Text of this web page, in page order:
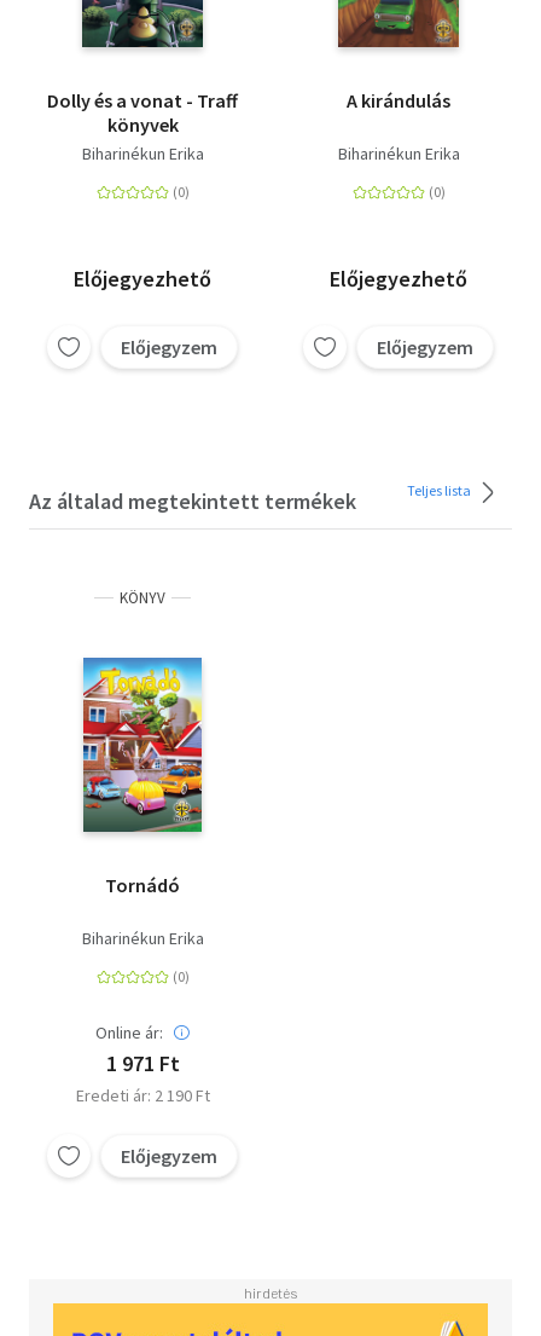
Dolly és a vonat - Traff
könyvek
Biharinékun Erika
Előjegyezhető
Előjegyzem
A kirándulás
Biharinékun Erika
Előjegyezhető
Előjegyzem
Az általad megtekintett termékek Teljes lista
KÖNYV
Tornádó
Biharinékun Erika
Online ár:
1 971 Ft
Eredeti ár: 2 190 Ft
Előjegyzem